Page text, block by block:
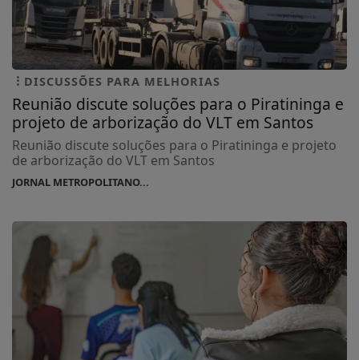
DISCUSSÕES PARA MELHORIAS
Reunião discute soluções para o Piratininga e
projeto de arborização do VLT em Santos
Reunião discute soluções para o Piratininga e projeto
de arborização do VLT em Santos
JORNAL METROPOLITANO...